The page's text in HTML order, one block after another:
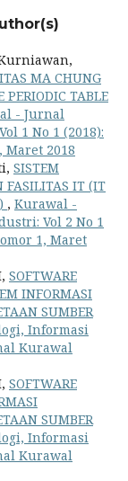
MA CHUNG
TABLE
- Jurnal
1 No 1 (2018):
2018
SISTEM
FASILITAS IT (IT
, Kurawal -
Vol 2 No 1
1, Maret
SOFTWARE
INFORMASI
SUMBER
Informasi
Kurawal
SOFTWARE
SUMBER
Informasi
Kurawal